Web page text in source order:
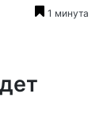
1 минута